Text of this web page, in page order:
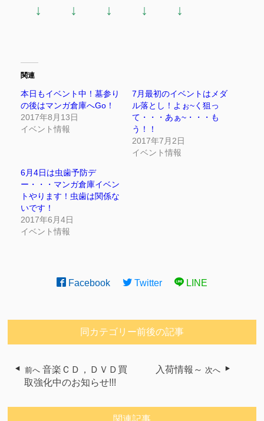
↓ ↓ ↓ ↓ ↓
関連
本日もイベント中！墓参り
の後はマンガ倉庫へGo！
2017年8月13日
イベント情報
7月最初のイベントはメダ
ル落とし！よぉ~く狙っ
て・・・あぁ~・・・も
う！！
2017年7月2日
イベント情報
6月4日は虫歯予防デ
ー・・・マンガ倉庫イベン
トやります！虫歯は関係な
いです！
2017年6月4日
イベント情報
Facebook Twitter LINE
同カテゴリー前後の記事
前へ 音楽ＣＤ，ＤＶＤ買
取強化中のお知らせ!!!
入荷情報～ 次へ
関連記事